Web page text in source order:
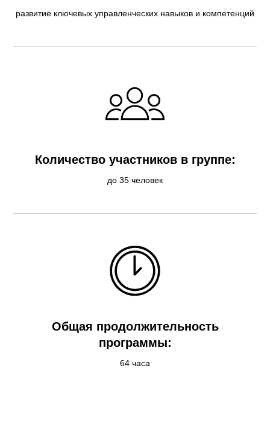
развитие ключевых управленческих навыков и компетенций
Количество участников в группе:
до 35 человек
Общая продолжительность
программы:
64 часа